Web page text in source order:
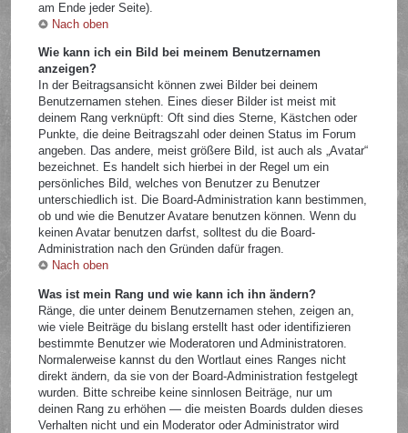
am Ende jeder Seite).
Nach oben
Wie kann ich ein Bild bei meinem Benutzernamen
anzeigen?
In der Beitragsansicht können zwei Bilder bei deinem
Benutzernamen stehen. Eines dieser Bilder ist meist mit
deinem Rang verknüpft: Oft sind dies Sterne, Kästchen oder
Punkte, die deine Beitragszahl oder deinen Status im Forum
angeben. Das andere, meist größere Bild, ist auch als „Avatar“
bezeichnet. Es handelt sich hierbei in der Regel um ein
persönliches Bild, welches von Benutzer zu Benutzer
unterschiedlich ist. Die Board-Administration kann bestimmen,
ob und wie die Benutzer Avatare benutzen können. Wenn du
keinen Avatar benutzen darfst, solltest du die Board-
Administration nach den Gründen dafür fragen.
Nach oben
Was ist mein Rang und wie kann ich ihn ändern?
Ränge, die unter deinem Benutzernamen stehen, zeigen an,
wie viele Beiträge du bislang erstellt hast oder identifizieren
bestimmte Benutzer wie Moderatoren und Administratoren.
Normalerweise kannst du den Wortlaut eines Ranges nicht
direkt ändern, da sie von der Board-Administration festgelegt
wurden. Bitte schreibe keine sinnlosen Beiträge, nur um
deinen Rang zu erhöhen — die meisten Boards dulden dieses
Verhalten nicht und ein Moderator oder Administrator wird